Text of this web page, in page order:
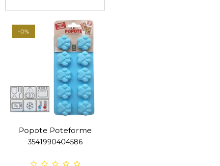
-0%
Popote Poteforme
3541990404586